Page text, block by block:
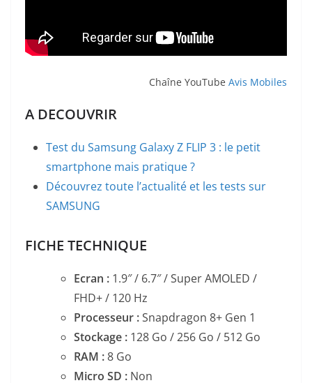
Chaîne YouTube Avis Mobiles
A DECOUVRIR
Test du Samsung Galaxy Z FLIP 3 : le petit
smartphone mais pratique ?
Découvrez toute l’actualité et les tests sur
SAMSUNG
FICHE TECHNIQUE
Ecran : 1.9″ / 6.7″ / Super AMOLED /
FHD+ / 120 Hz
Processeur :Snapdragon 8+ Gen 1
Stockage : 128 Go / 256 Go / 512 Go
RAM :8 Go
Micro SD : Non